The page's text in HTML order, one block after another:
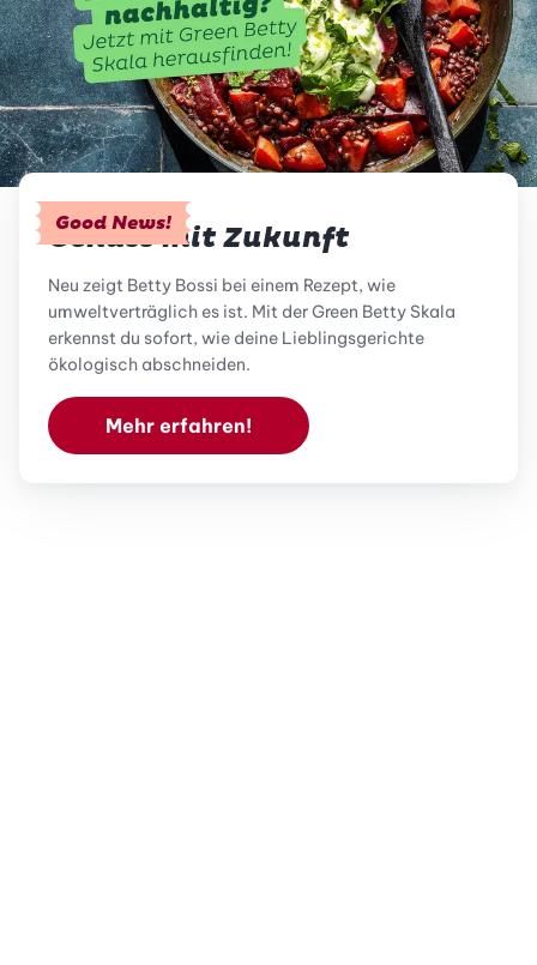
Good News!
Genuss mit Zukunft
Neu zeigt Betty Bossi bei einem Rezept, wie
umweltverträglich es ist. Mit der Green Betty Skala
erkennst du sofort, wie deine Lieblingsgerichte
ökologisch abschneiden.
Mehr erfahren!